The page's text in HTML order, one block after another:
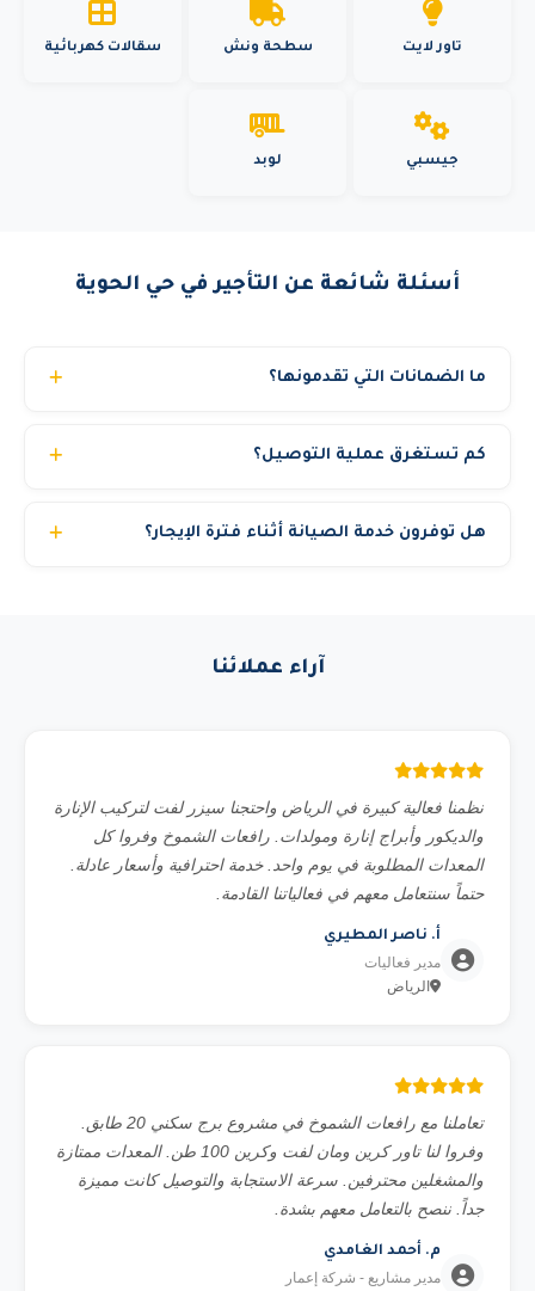
تاور لايت سطحة ونش سقالات كهربائية
جيسبي لوبد
أسئلة شائعة عن التأجير في حي الحوية
ما الضمانات التي تقدمونها؟
تأمين شامل مجاني ضد المخاطر والحوادث. صيانة وقائية مجانية
تعويض عن ساعات التوقف إذا تأخر البديل. مدير حساب مخصص
كم تستغرق عملية التوصيل؟
ساعة للتوصيل بين المدن. نعمل على مدار الساعة 24/7 لضمان
هل توفرون خدمة الصيانة أثناء فترة الإيجار؟
آراء عملائنا
نظمنا فعالية كبيرة في الرياض واحتجنا سيزر لفت لتركيب الإنارة
والديكور وأبراج إنارة ومولدات. رافعات الشموخ وفروا كل
المعدات المطلوبة في يوم واحد. خدمة احترافية وأسعار عادلة.
حتماً سنتعامل معهم في فعالياتنا القادمة.
أ. ناصر المطيري
مدير فعاليات
الرياض
تعاملنا مع رافعات الشموخ في مشروع برج سكني 20 طابق.
وفروا لنا تاور كرين ومان لفت وكرين 100 طن. المعدات ممتازة
والمشغلين محترفين. سرعة الاستجابة والتوصيل كانت مميزة
جداً. ننصح بالتعامل معهم بشدة.
م. أحمد الغامدي
مدير مشاريع - شركة إعمار